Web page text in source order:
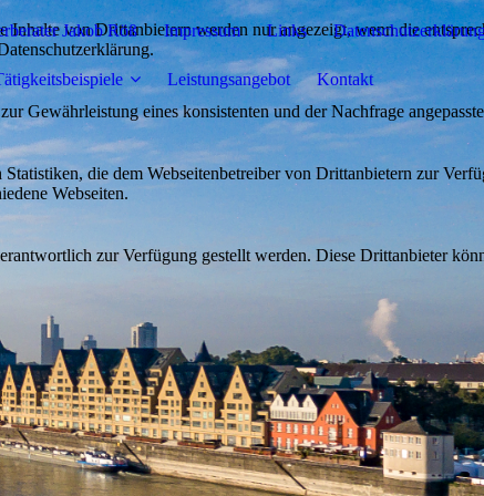
Jakob Röß Impressum Links
Leistungsangebot Kontakt
von Drittanbietern werden nur angezeigt, wenn die
eines konsistenten und der Nachfrage
die dem Webseitenbetreiber von Drittanbietern zur
Webseiten.
zur Verfügung gestellt werden. Diese Drittanbieter